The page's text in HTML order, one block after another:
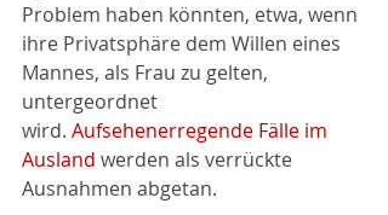
Problem haben könnten, etwa, wenn
ihre Privatsphäre dem Willen eines
Mannes, als Frau zu gelten,
untergeordnet
wird. Aufsehenerregende Fälle im
Ausland werden als verrückte
Ausnahmen abgetan.